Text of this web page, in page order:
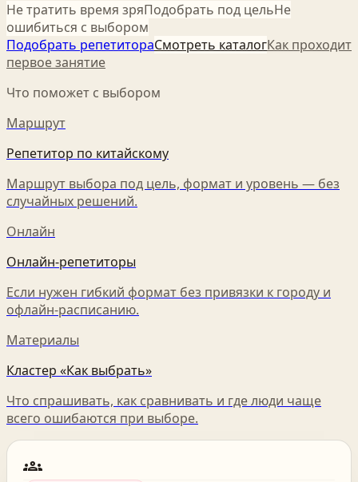
Не тратить время зряПодобрать под цельНе
ошибиться с выбором
Подобрать репетитораСмотреть каталогКак проходит
первое занятие
Что поможет с выбором
Маршрут
Репетитор по китайскому
Маршрут выбора под цель, формат и уровень — без
случайных решений.
Онлайн
Онлайн-репетиторы
Если нужен гибкий формат без привязки к городу и
офлайн-расписанию.
Материалы
Кластер «Как выбрать»
Что спрашивать, как сравнивать и где люди чаще
всего ошибаются при выборе.
groups